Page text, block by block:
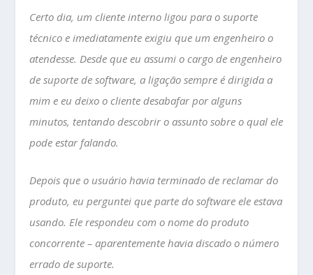
Certo dia, um cliente interno ligou para o suporte
técnico e imediatamente exigiu que um engenheiro o
atendesse. Desde que eu assumi o cargo de engenheiro
de suporte de software, a ligação sempre é dirigida a
mim e eu deixo o cliente desabafar por alguns
minutos, tentando descobrir o assunto sobre o qual ele
pode estar falando.
Depois que o usuário havia terminado de reclamar do
produto, eu perguntei que parte do software ele estava
usando. Ele respondeu com o nome do produto
concorrente – aparentemente havia discado o número
errado de suporte.